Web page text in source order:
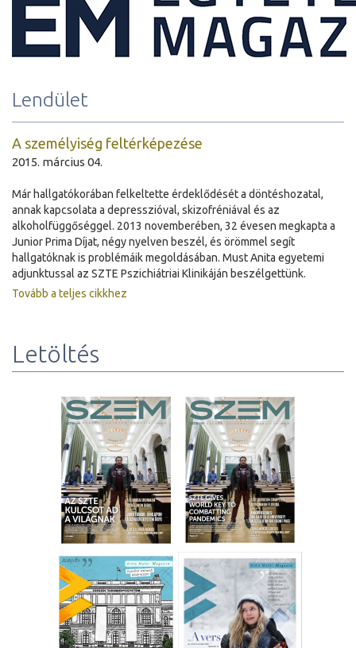
Lendület
A személyiség feltérképezése
2015. március 04.
Már hallgatókorában felkeltette érdeklődését a döntéshozatal,
annak kapcsolata a depresszióval, skizofréniával és az
alkoholfüggőséggel. 2013 novemberében, 32 évesen megkapta a
Junior Prima Díjat, négy nyelven beszél, és örömmel segít
hallgatóknak is problémáik megoldásában. Must Anita egyetemi
adjunktussal az SZTE Pszichiátriai Klinikáján beszélgettünk.
Tovább a teljes cikkhez
Letöltés